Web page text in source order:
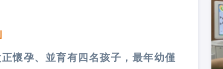
懷孕、並育有四名孩子，最年幼僅